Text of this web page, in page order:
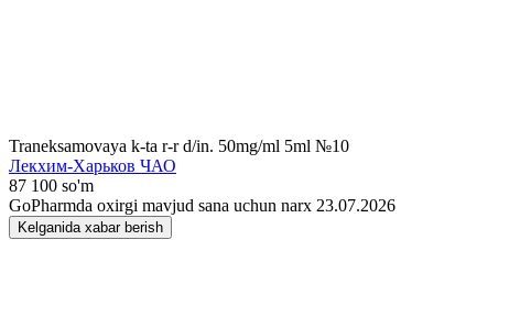
Traneksamovaya k-ta r-r d/in. 50mg/ml 5ml №10
Лекхим-Харьков ЧАО
87 100 so'm
GoPharmda oxirgi mavjud sana uchun narx 23.07.2026
Kelganida xabar berish